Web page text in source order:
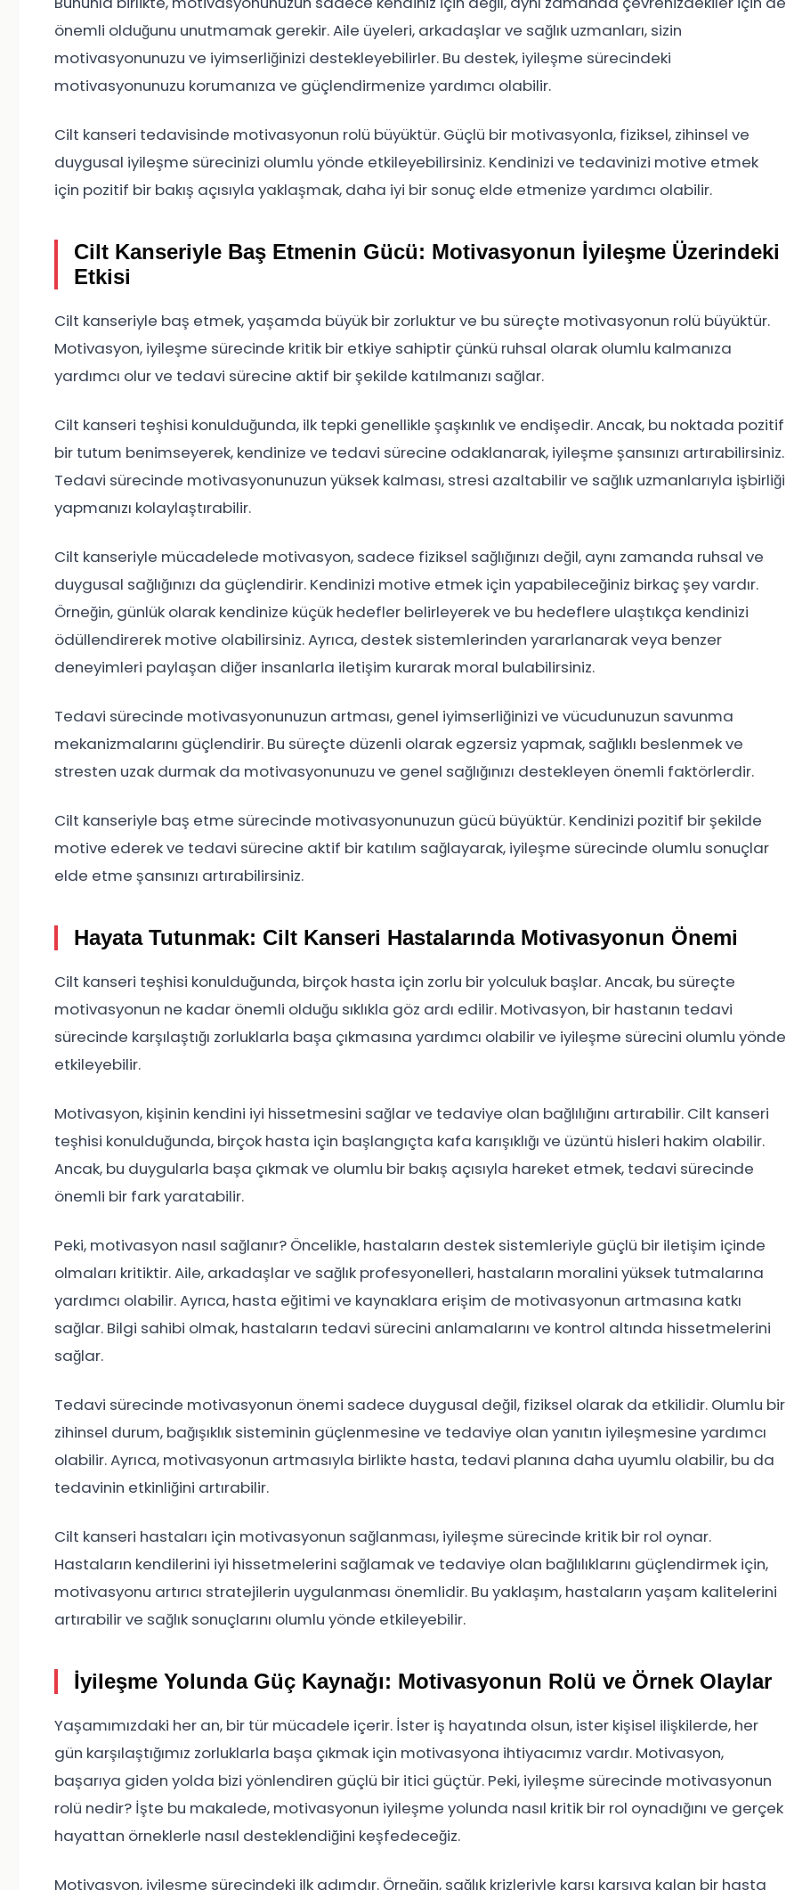
önemli olduğunu unutmamak gerekir. Aile üyeleri, arkadaşlar ve sağlık uzmanları, sizin
motivasyonunuzu ve iyimserliğinizi destekleyebilirler. Bu destek, iyileşme sürecindeki
motivasyonunuzu korumanıza ve güçlendirmenize yardımcı olabilir.
Cilt kanseri tedavisinde motivasyonun rolü büyüktür. Güçlü bir motivasyonla, fiziksel, zihinsel ve
duygusal iyileşme sürecinizi olumlu yönde etkileyebilirsiniz. Kendinizi ve tedavinizi motive etmek
için pozitif bir bakış açısıyla yaklaşmak, daha iyi bir sonuç elde etmenize yardımcı olabilir.
Cilt Kanseriyle Baş Etmenin Gücü: Motivasyonun İyileşme Üzerindeki
Etkisi
Cilt kanseriyle baş etmek, yaşamda büyük bir zorluktur ve bu süreçte motivasyonun rolü büyüktür.
Motivasyon, iyileşme sürecinde kritik bir etkiye sahiptir çünkü ruhsal olarak olumlu kalmanıza
yardımcı olur ve tedavi sürecine aktif bir şekilde katılmanızı sağlar.
Cilt kanseri teşhisi konulduğunda, ilk tepki genellikle şaşkınlık ve endişedir. Ancak, bu noktada pozitif
bir tutum benimseyerek, kendinize ve tedavi sürecine odaklanarak, iyileşme şansınızı artırabilirsiniz.
Tedavi sürecinde motivasyonunuzun yüksek kalması, stresi azaltabilir ve sağlık uzmanlarıyla işbirliği
yapmanızı kolaylaştırabilir.
Cilt kanseriyle mücadelede motivasyon, sadece fiziksel sağlığınızı değil, aynı zamanda ruhsal ve
duygusal sağlığınızı da güçlendirir. Kendinizi motive etmek için yapabileceğiniz birkaç şey vardır.
Örneğin, günlük olarak kendinize küçük hedefler belirleyerek ve bu hedeflere ulaştıkça kendinizi
ödüllendirerek motive olabilirsiniz. Ayrıca, destek sistemlerinden yararlanarak veya benzer
deneyimleri paylaşan diğer insanlarla iletişim kurarak moral bulabilirsiniz.
Tedavi sürecinde motivasyonunuzun artması, genel iyimserliğinizi ve vücudunuzun savunma
mekanizmalarını güçlendirir. Bu süreçte düzenli olarak egzersiz yapmak, sağlıklı beslenmek ve
stresten uzak durmak da motivasyonunuzu ve genel sağlığınızı destekleyen önemli faktörlerdir.
Cilt kanseriyle baş etme sürecinde motivasyonunuzun gücü büyüktür. Kendinizi pozitif bir şekilde
motive ederek ve tedavi sürecine aktif bir katılım sağlayarak, iyileşme sürecinde olumlu sonuçlar
elde etme şansınızı artırabilirsiniz.
Hayata Tutunmak: Cilt Kanseri Hastalarında Motivasyonun Önemi
Cilt kanseri teşhisi konulduğunda, birçok hasta için zorlu bir yolculuk başlar. Ancak, bu süreçte
motivasyonun ne kadar önemli olduğu sıklıkla göz ardı edilir. Motivasyon, bir hastanın tedavi
sürecinde karşılaştığı zorluklarla başa çıkmasına yardımcı olabilir ve iyileşme sürecini olumlu yönde
etkileyebilir.
Motivasyon, kişinin kendini iyi hissetmesini sağlar ve tedaviye olan bağlılığını artırabilir. Cilt kanseri
teşhisi konulduğunda, birçok hasta için başlangıçta kafa karışıklığı ve üzüntü hisleri hakim olabilir.
Ancak, bu duygularla başa çıkmak ve olumlu bir bakış açısıyla hareket etmek, tedavi sürecinde
önemli bir fark yaratabilir.
Peki, motivasyon nasıl sağlanır? Öncelikle, hastaların destek sistemleriyle güçlü bir iletişim içinde
olmaları kritiktir. Aile, arkadaşlar ve sağlık profesyonelleri, hastaların moralini yüksek tutmalarına
yardımcı olabilir. Ayrıca, hasta eğitimi ve kaynaklara erişim de motivasyonun artmasına katkı
sağlar. Bilgi sahibi olmak, hastaların tedavi sürecini anlamalarını ve kontrol altında hissetmelerini
sağlar.
Tedavi sürecinde motivasyonun önemi sadece duygusal değil, fiziksel olarak da etkilidir. Olumlu bir
zihinsel durum, bağışıklık sisteminin güçlenmesine ve tedaviye olan yanıtın iyileşmesine yardımcı
olabilir. Ayrıca, motivasyonun artmasıyla birlikte hasta, tedavi planına daha uyumlu olabilir, bu da
tedavinin etkinliğini artırabilir.
Cilt kanseri hastaları için motivasyonun sağlanması, iyileşme sürecinde kritik bir rol oynar.
Hastaların kendilerini iyi hissetmelerini sağlamak ve tedaviye olan bağlılıklarını güçlendirmek için,
motivasyonu artırıcı stratejilerin uygulanması önemlidir. Bu yaklaşım, hastaların yaşam kalitelerini
artırabilir ve sağlık sonuçlarını olumlu yönde etkileyebilir.
İyileşme Yolunda Güç Kaynağı: Motivasyonun Rolü ve Örnek Olaylar
Yaşamımızdaki her an, bir tür mücadele içerir. İster iş hayatında olsun, ister kişisel ilişkilerde, her
gün karşılaştığımız zorluklarla başa çıkmak için motivasyona ihtiyacımız vardır. Motivasyon,
başarıya giden yolda bizi yönlendiren güçlü bir itici güçtür. Peki, iyileşme sürecinde motivasyonun
rolü nedir? İşte bu makalede, motivasyonun iyileşme yolunda nasıl kritik bir rol oynadığını ve gerçek
hayattan örneklerle nasıl desteklendiğini keşfedeceğiz.
Motivasyon, iyileşme sürecindeki ilk adımdır. Örneğin, sağlık krizleriyle karşı karşıya kalan bir hasta